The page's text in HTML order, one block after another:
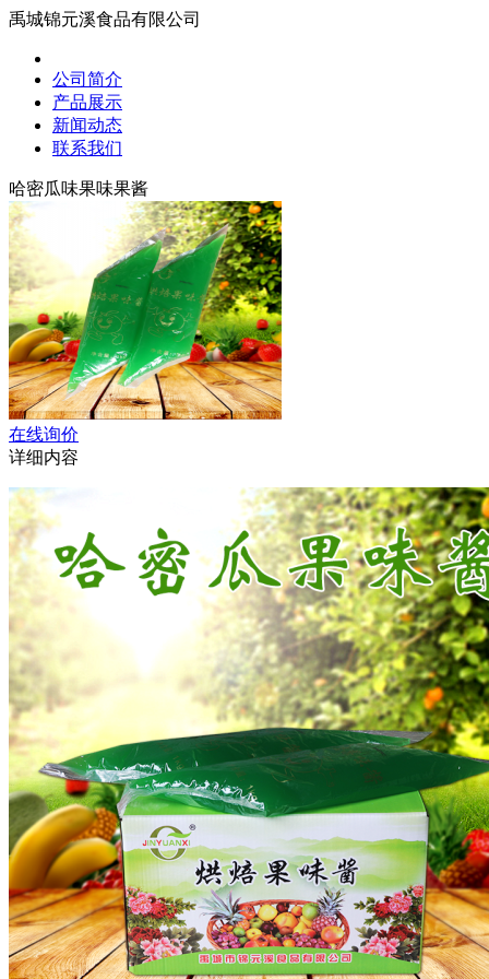
禹城锦元溪食品有限公司
公司简介
产品展示
新闻动态
联系我们
哈密瓜味果味果酱
在线询价
详细内容